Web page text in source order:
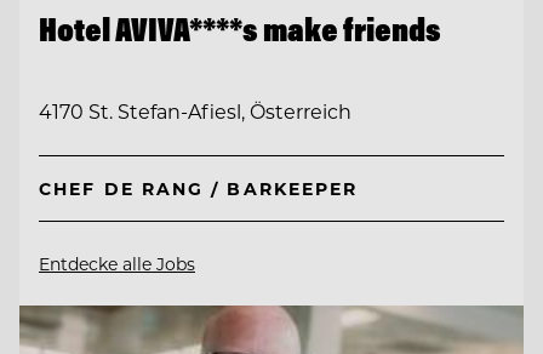
Hotel AVIVA****s make friends
4170 St. Stefan-Afiesl, Österreich
CHEF DE RANG / BARKEEPER
Entdecke alle Jobs